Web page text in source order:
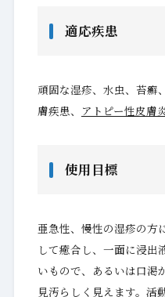
適応疾患
頑固な湿疹、水虫、苔癬
膚疾患、 アトピー性皮膚
使用目標
亜急性、慢性の湿疹の方
して癒合し、一面に浸出
いもので、あるいは口渇
見汚らしく見えます。活